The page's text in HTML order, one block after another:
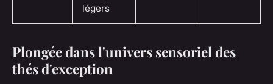
légers
Plongée dans l'univers sensoriel des
thés d'exception